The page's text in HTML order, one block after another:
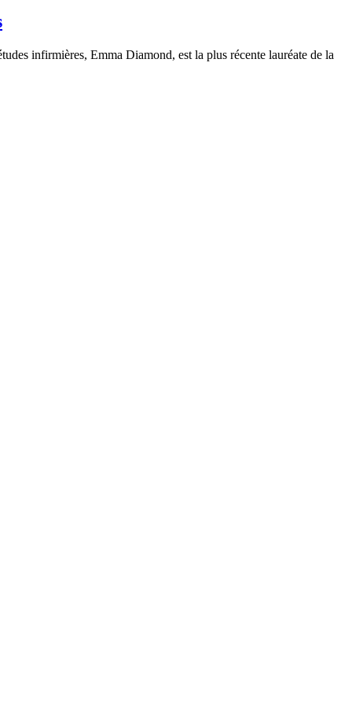
infirmières, Emma Diamond, est la plus récente lauréate de la